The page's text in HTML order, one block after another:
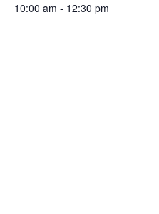
10:00 am - 12:30 pm